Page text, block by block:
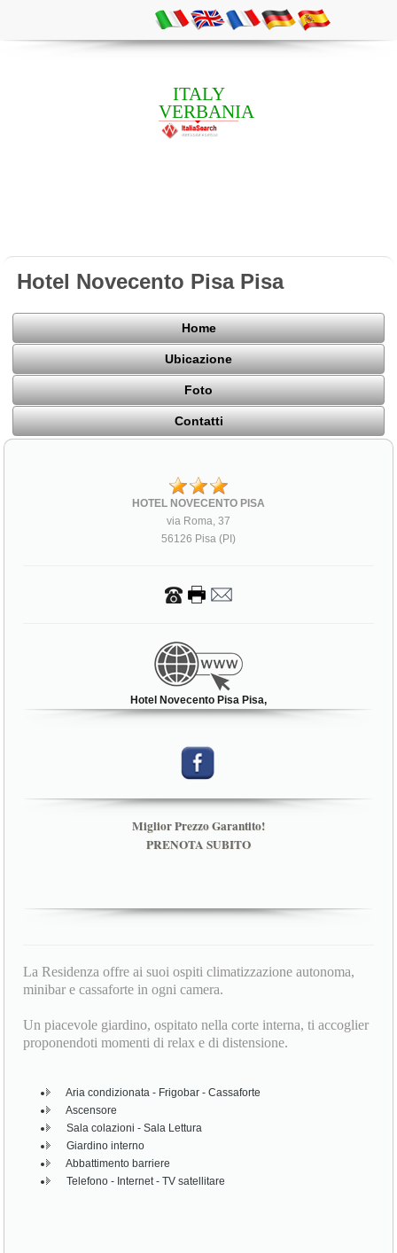
ITALY
VERBANIA
Hotel Novecento Pisa Pisa
Home
Ubicazione
Foto
Contatti
HOTEL NOVECENTO PISA
via Roma, 37
56126 Pisa (PI)
Hotel Novecento Pisa Pisa,
Miglior Prezzo Garantito!
PRENOTA SUBITO
La Residenza offre ai suoi ospiti climatizzazione autonoma,
minibar e cassaforte in ogni camera.
Un piacevole giardino, ospitato nella corte interna, ti accoglier
proponendoti momenti di relax e di distensione.
Aria condizionata - Frigobar - Cassaforte
Ascensore
Sala colazioni - Sala Lettura
Giardino interno
Abbattimento barriere
Telefono - Internet - TV satellitare